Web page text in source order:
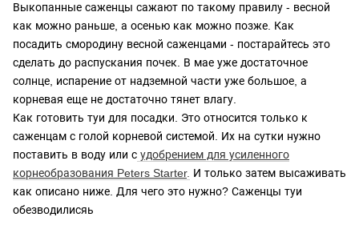
Выкопанные саженцы сажают по такому правилу - весной
как можно раньше, а осенью как можно позже. Как
посадить смородину весной саженцами - постарайтесь это
сделать до распускания почек. В мае уже достаточное
солнце, испарение от надземной части уже большое, а
корневая еще не достаточно тянет влагу.
Как готовить туи для посадки. Это относится только к
саженцам с голой корневой системой. Их на сутки нужно
поставить в воду или с удобрением для усиленного
корнеобразования Peters Starter. И только затем высаживать
как описано ниже. Для чего это нужно? Саженцы туи
обезводилисяь